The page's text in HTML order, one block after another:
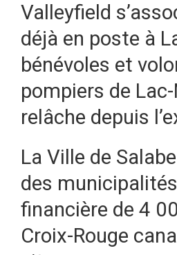
Valleyfield
déjà en poste à
bénévoles et
pompiers de
relâche depuis
La Ville de
des
financière de 4
Croix-Rouge